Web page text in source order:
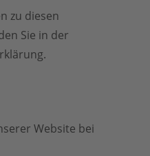
zu diesen
Sie in der
Website bei